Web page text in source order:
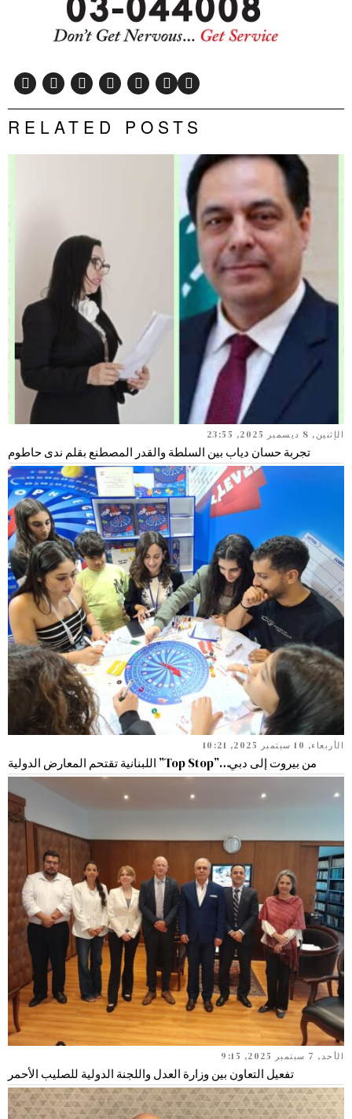
RELATED POSTS
الإثنين, 8 ديسمبر 2025, 23:55
تجربة حسان دياب بين السلطة والقدر المصطنع بقلم ندى حاطوم
الأربعاء, 10 سبتمبر 2025, 10:21
من بيروت إلى دبي…”Top Stop” اللبنانية تقتحم المعارض الدولية
الأحد, 7 سبتمبر 2025, 9:15
تفعيل التعاون بين وزارة العدل واللجنة الدولية للصليب الأحمر